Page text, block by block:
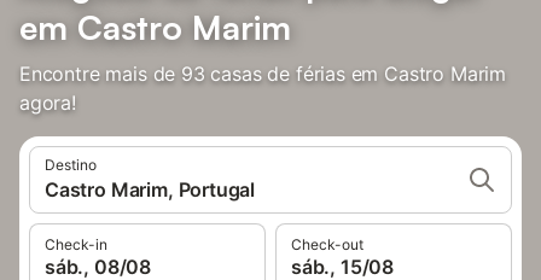
em Castro Marim
Encontre mais de 93 casas de férias em Castro Marim
agora!
Destino
Castro Marim, Portugal
Check-in
sáb., 08/08
Check-out
sáb., 15/08